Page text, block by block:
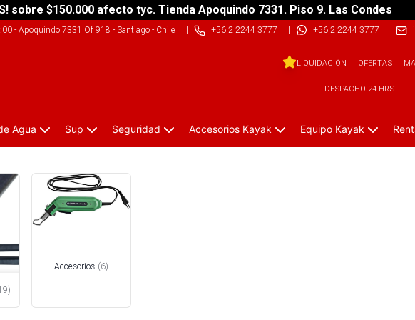
sobre $150.000 afecto tyc. Tienda Apoquindo 7331. Piso 9. Las Condes
- Apoquindo 7331 Of 918 - Santiago - Chile| +56 2 2244 3777 | +56 2 2244 3777 |
LIQUIDACIÓN OFERTAS
DESPACHO 24 HRS
Agua Sup Seguridad Accesorios Kayak Equipo Kayak
)
Accesorios (6)